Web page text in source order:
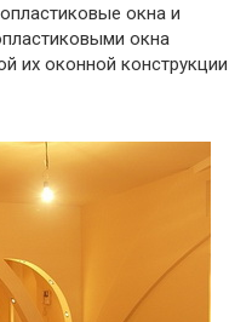
окна и
окна
их оконной конструкции